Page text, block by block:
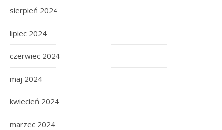
sierpień 2024
lipiec 2024
czerwiec 2024
maj 2024
kwiecień 2024
marzec 2024